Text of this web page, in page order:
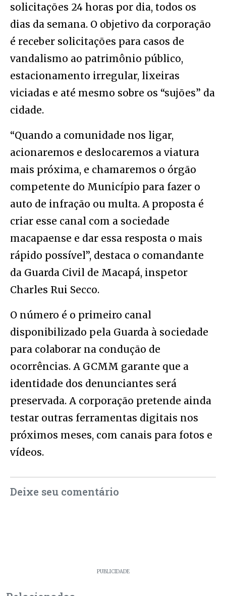
solicitações 24 horas por dia, todos os
dias da semana. O objetivo da corporação
é receber solicitações para casos de
vandalismo ao patrimônio público,
estacionamento irregular, lixeiras
viciadas e até mesmo sobre os “sujões” da
cidade.
“Quando a comunidade nos ligar,
acionaremos e deslocaremos a viatura
mais próxima, e chamaremos o órgão
competente do Município para fazer o
auto de infração ou multa. A proposta é
criar esse canal com a sociedade
macapaense e dar essa resposta o mais
rápido possível”, destaca o comandante
da Guarda Civil de Macapá, inspetor
Charles Rui Secco.
O número é o primeiro canal
disponibilizado pela Guarda à sociedade
para colaborar na condução de
ocorrências. A GCMM garante que a
identidade dos denunciantes será
preservada. A corporação pretende ainda
testar outras ferramentas digitais nos
próximos meses, com canais para fotos e
vídeos.
Deixe seu comentário
PUBLICIDADE